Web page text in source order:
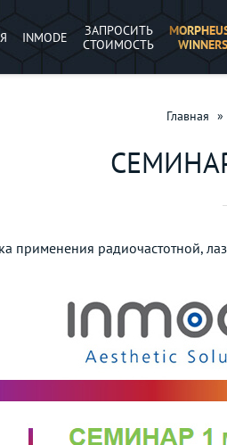
INMODE
ЗАПРОСИТЬ
СТОИМОСТЬ
WINNERS
Главная »
применения радиочастотной,